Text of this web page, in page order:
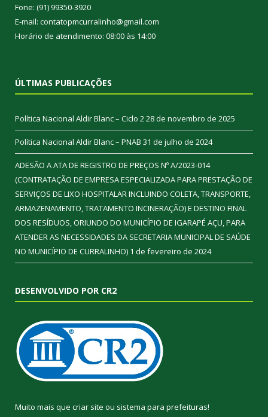
Fone: (91) 99350-3920
E-mail: contatopmcurralinho@gmail.com
Horário de atendimento: 08:00 às 14:00
ÚLTIMAS PUBLICAÇÕES
Política Nacional Aldir Blanc – Ciclo 228 de novembro de 2025
Política Nacional Aldir Blanc – PNAB 31 de julho de 2024
ADESÃO A ATA DE REGISTRO DE PREÇOS Nº A/2023-014
(CONTRATAÇÃO DE EMPRESA ESPECIALIZADA PARA PRESTAÇÃO DE
SERVIÇOS DE LIXO HOSPITALAR INCLUINDO COLETA, TRANSPORTE,
ARMAZENAMENTO, TRATAMENTO INCINERAÇÃO) E DESTINO FINAL
DOS RESÍDUOS, ORIUNDO DO MUNICÍPIO DE IGARAPÉ AÇU, PARA
ATENDER AS NECESSIDADES DA SECRETARIA MUNICIPAL DE SAÚDE
NO MUNICÍPIO DE CURRALINHO) 1 de fevereiro de 2024
DESENVOLVIDO POR CR2
Muito mais que criar site ou sistema para prefeituras!